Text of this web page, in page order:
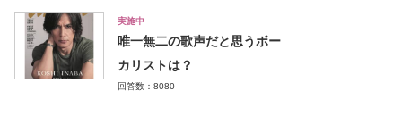
実施中
唯一無二の歌声だと思うボー
カリストは？
回答数：8080